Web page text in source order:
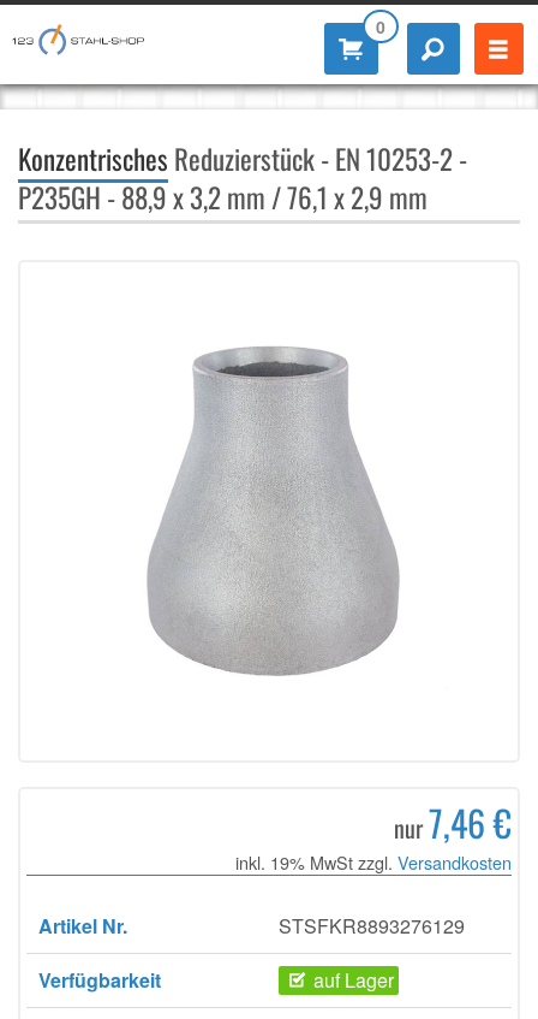
0
Konzentrisches Reduzierstück - EN 10253-2 -
P235GH - 88,9 x 3,2 mm / 76,1 x 2,9 mm
nur7,46 €
inkl. 19% MwSt zzgl. Versandkosten
Artikel Nr.
STSFKR8893276129
Verfügbarkeit
auf Lager